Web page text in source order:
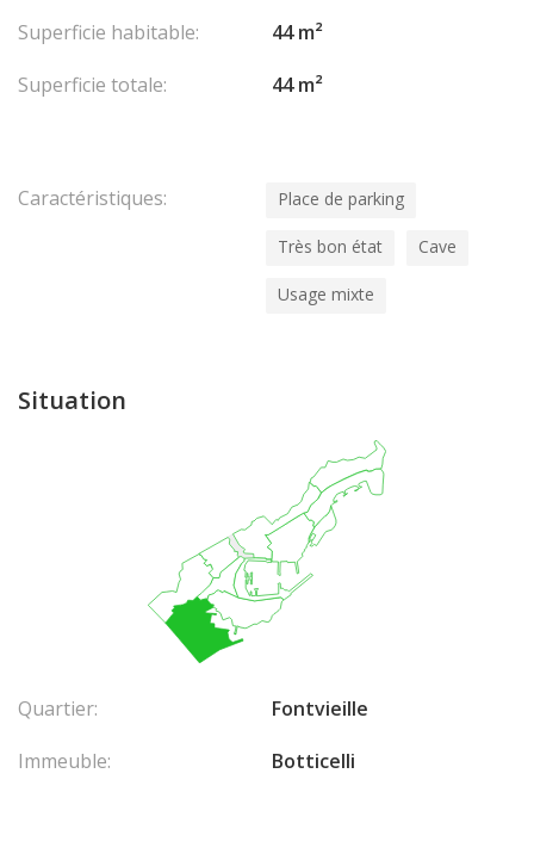
Superficie habitable:
44 m²
Superficie totale:
44 m²
Caractéristiques: Place de parking
Très bon état Cave
Usage mixte
Situation
Quartier:
Fontvieille
Immeuble:
Botticelli